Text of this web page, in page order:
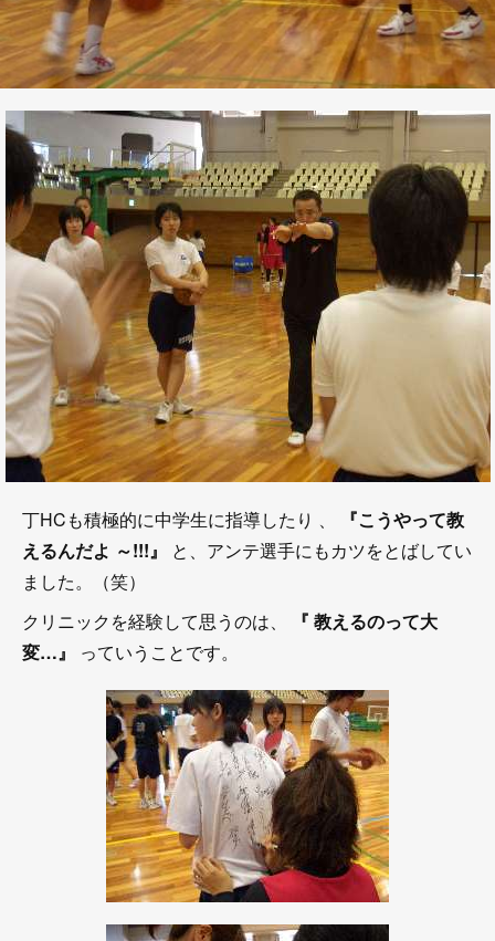
丁HCも積極的に中学生に指導したり 、
『こうやって教
えるんだよ ～!!!』 と、アンテ選手にもカツをとばしてい
ました。（笑）
クリニックを経験して思うのは、
『 教えるのって大
変…』 っていうことです。